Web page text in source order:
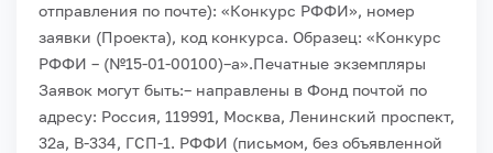
отправления по почте): «Конкурс РФФИ», номер
заявки (Проекта), код конкурса. Образец: «Конкурс
РФФИ – (№15-01-00100)–а».Печатные экземпляры
Заявок могут быть:– направлены в Фонд почтой по
адресу: Россия, 119991, Москва, Ленинский проспект,
32а, В-334, ГСП-1. РФФИ (письмом, без объявленной